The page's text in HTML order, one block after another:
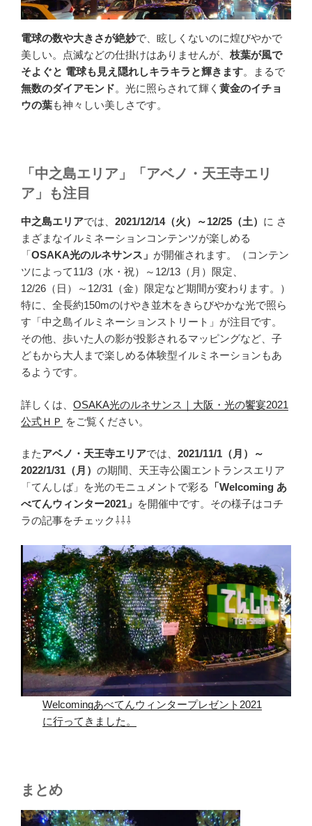
電球の数や大きさが絶妙で、眩しくないのに煌びやかで
美しい。点滅などの仕掛けはありませんが、 枝葉が風で
そよぐと 電球も見え隠れしキラキラと輝きます。まるで
無数のダイアモンド。光に照らされて輝く 黄金のイチョ
ウの葉も神々しい美しさです。
「中之島エリア」「アベノ・天王寺エリ
ア」も注目
中之島エリアでは、 2021/12/14（火）～12/25（土） に さ
まざまなイルミネーションコンテンツが楽しめる
「OSAKA光のルネサンス」 が開催されます。（コンテン
ツによって11/3（水・祝）～12/13（月）限定、
12/26（日）～12/31（金）限定など期間が変わります。）
特に、全長約150mのけやき並木をきらびやかな光で照ら
す「中之島イルミネーションストリート」が注目です。
その他、歩いた人の影が投影されるマッピングなど、子
どもから大人まで楽しめる体験型イルミネーションもあ
るようです。
詳しくは、 OSAKA光のルネサンス｜大阪・光の饗宴2021
公式ＨＰ をご覧ください。
またアベノ・天王寺エリアでは、 2021/11/1（月）～
2022/1/31（月） の期間、天王寺公園エントランスエリア
「てんしば」を光のモニュメントで彩る
「Welcoming あ
べてんウィンター2021」 を開催中です。その様子はコチ
ラの記事をチェック⇩⇩⇩
Welcomingあべてんウィンタープレゼント2021
に行ってきました。
まとめ